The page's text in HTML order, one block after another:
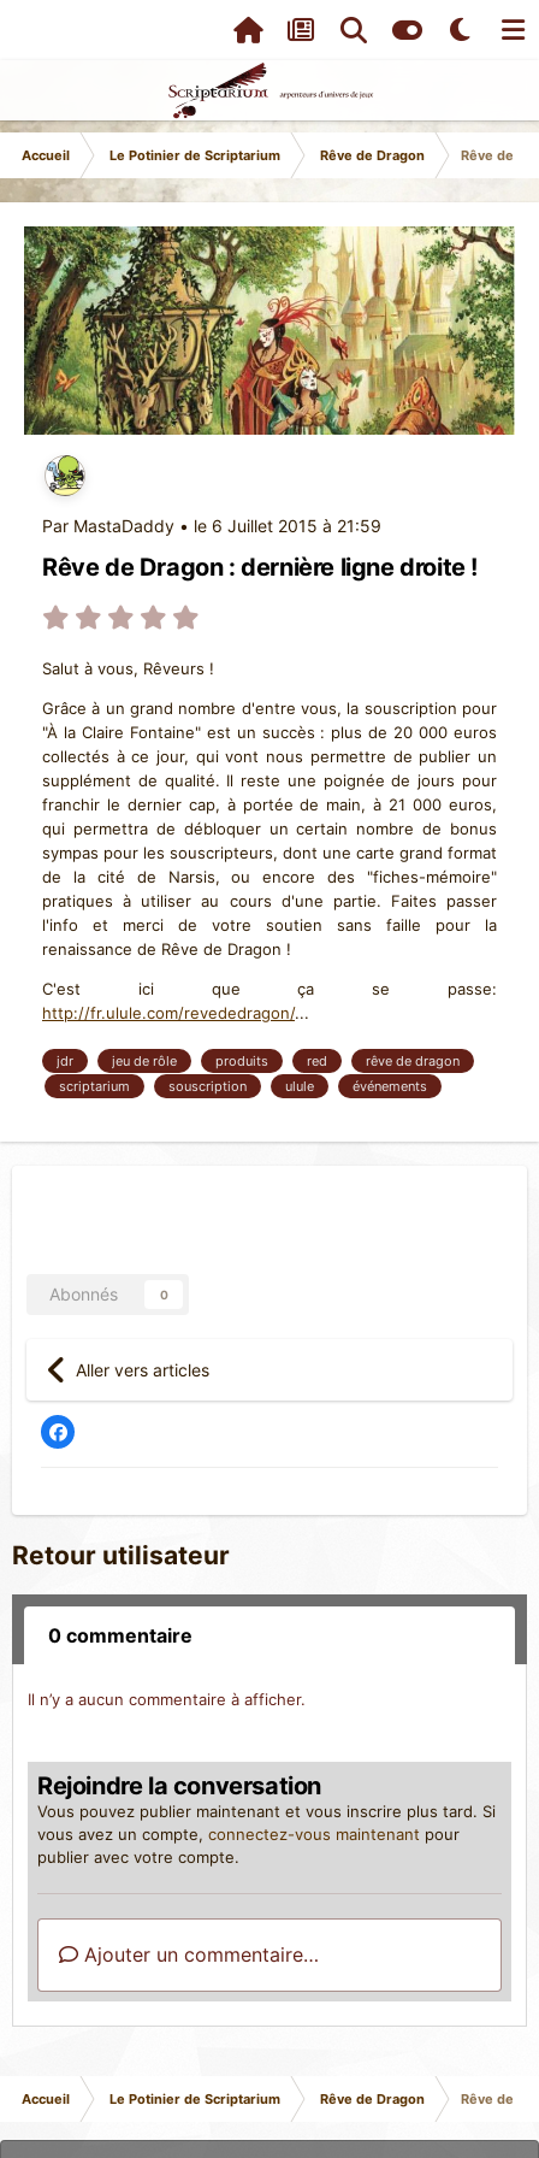
Accueil Le Potinier de Scriptarium Rêve de Dragon Rêve de
Par MastaDaddy • le 6 Juillet 2015 à 21:59
Rêve de Dragon : dernière ligne droite !
Salut à vous, Rêveurs !
Grâce à un grand nombre d'entre vous, la souscription pour
"À la Claire Fontaine" est un succès : plus de 20 000 euros
collectés à ce jour, qui vont nous permettre de publier un
supplément de qualité. Il reste une poignée de jours pour
franchir le dernier cap, à portée de main, à 21 000 euros,
qui permettra de débloquer un certain nombre de bonus
sympas pour les souscripteurs, dont une carte grand format
de la cité de Narsis, ou encore des "fiches-mémoire"
pratiques à utiliser au cours d'une partie. Faites passer
l'info et merci de votre soutien sans faille pour la
renaissance de Rêve de Dragon !
C'est ici que ça se passe:
http://fr.ulule.com/revededragon/...
jdr jeu de rôle produits red
rêve de dragon
scriptarium
souscription ulule événements
Abonnés 0
Aller vers articles
Retour utilisateur
0 commentaire
Il n’y a aucun commentaire à afficher.
Rejoindre la conversation
Vous pouvez publier maintenant et vous inscrire plus tard. Si
vous avez un compte, connectez-vous maintenant pour
publier avec votre compte.
Ajouter un commentaire…
Accueil Le Potinier de Scriptarium Rêve de Dragon Rêve de